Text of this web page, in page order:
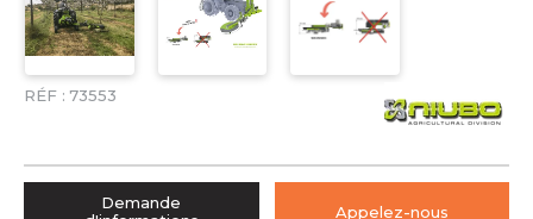
RÉF : 73553
Demande
Appelez-nous